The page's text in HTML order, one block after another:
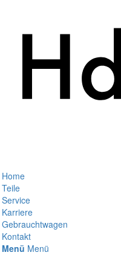
Home
Teile
Service
Karriere
Gebrauchtwagen
Kontakt
Menü Menü